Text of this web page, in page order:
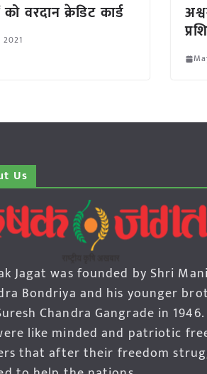
वरदान क्रेडिट कार्ड
Us
Jagat was founded by Shri
Bondriya and his younger
Chandra Gangrade in 1946.
like minded and patriotic
that after their freedom